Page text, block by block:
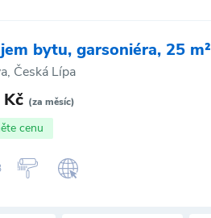
bytu, garsoniéra, 25 m²
Česká Lípa
(za měsíc)
cenu